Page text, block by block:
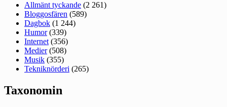
Allmänt tyckande (2 261)
Bloggosfären (589)
Dagbok (1 244)
Humor(339)
Internet (356)
Medier(508)
Musik (355)
Tekniknörderi (265)
Taxonomin